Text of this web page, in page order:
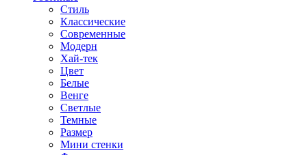
Стиль
Классические
Современные
Модерн
Хай-тек
Цвет
Белые
Венге
Светлые
Темные
Размер
Мини стенки